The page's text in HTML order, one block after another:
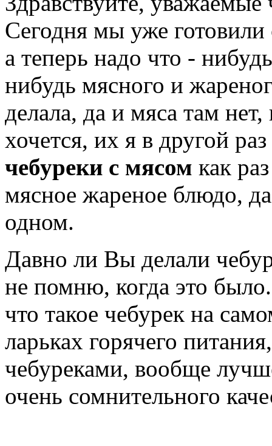
Сегодня мы уже готовили
а теперь надо что -
нибудь мясного и
делала, да и мяса там
хочется, их я в другой
чебуреки с мясом как
мясное жареное блюдо,
одном.
Давно ли Вы делали
не помню, когда это
что такое чебурек на
ларьках горячего
чебуреками, вообще
очень сомнительного